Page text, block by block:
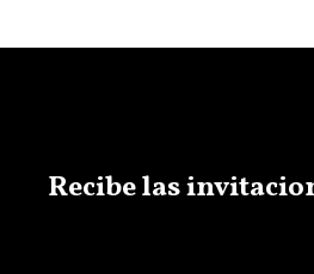
Recibe las